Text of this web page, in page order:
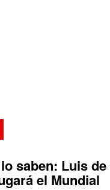
saben: Luis de
el Mundial